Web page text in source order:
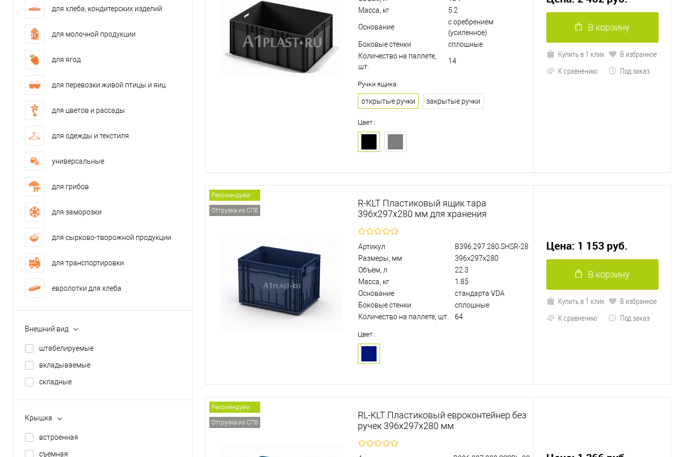
для хлеба, кондитерских изделий
для молочной продукции
для ягод
для перевозки живой птицы и яиц
для цветов и рассады
для одежды и текстиля
универсальные
для грибов
для заморозки
для сырково-творожной продукции
для транспортировки
евролотки для хлеба
Внешний вид
штабелируемые
вкладываемые
складные
Крышка
встроенная
съемная
Масса, кг
5.2
Основание
с оребрением
(усиленное)
Боковые стенки
сплошные
Количество на паллете,
шт.
14
Ручки ящика:
открытые ручки закрытые ручки
Цвет :
В корзину
Купить в 1 клик
В избранное
К сравнению
Под заказ
Рекомендуем
Отгрузка из СПб
R-KLT Пластиковый ящик тара
396х297х280 мм для хранения
Артикул
B396.297.280.SHSR-28
Размеры, мм
396х297х280
Объём, л
22.3
Масса, кг
1.85
Основание
стандарта VDA
Боковые стенки
сплошные
Количество на паллете, шт.
64
Цвет :
Цена: 1 153 руб.
В корзину
Купить в 1 клик
В избранное
К сравнению
Под заказ
Рекомендуем
Отгрузка из СПб
RL-KLT Пластиковый евроконтейнер без
ручек 396х297х280 мм